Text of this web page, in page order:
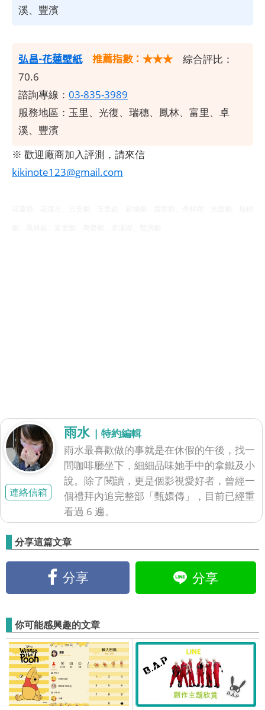
溪、豐濱
弘昌-花蓮壁紙 推薦指數：★★★ 綜合評比：
70.6
諮詢專線： 03-835-3989
服務地區：玉里、光復、瑞穗、鳳林、富里、卓
溪、豐濱
※ 歡迎廠商加入評測，請來信
kikinote123@gmail.com
連絡信箱
雨水 | 特約編輯
雨水最喜歡做的事就是在休假的午後，找一
間咖啡廳坐下，細細品味她手中的拿鐵及小
說。除了閱讀，更是個影視愛好者，曾經一
個禮拜內追完整部「甄嬛傳」，目前已經重
看過 6 遍。
分享這篇文章
分享 分享
你可能感興趣的文章